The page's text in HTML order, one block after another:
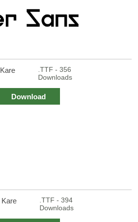
Kare
.TTF - 356
Downloads
Download
Kare
.TTF - 394
Downloads